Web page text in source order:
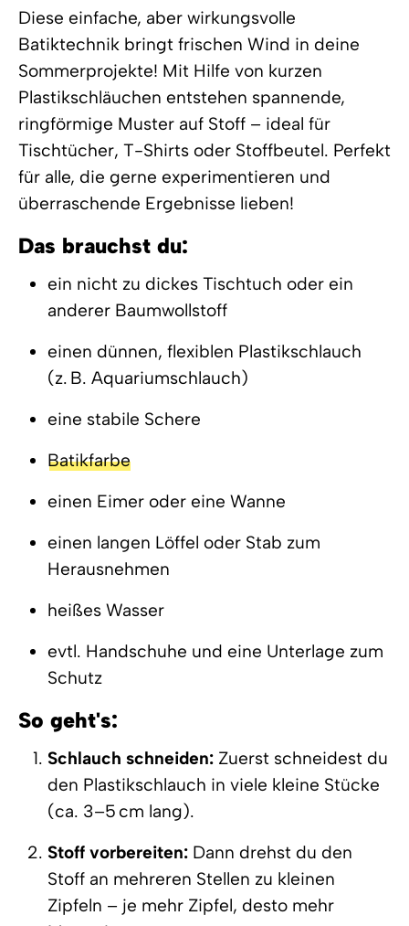
Diese einfache, aber wirkungsvolle
Batiktechnik bringt frischen Wind in deine
Sommerprojekte! Mit Hilfe von kurzen
Plastikschläuchen entstehen spannende,
ringförmige Muster auf Stoff – ideal für
Tischtücher, T-Shirts oder Stoffbeutel. Perfekt
für alle, die gerne experimentieren und
überraschende Ergebnisse lieben!
Das brauchst du:
ein nicht zu dickes Tischtuch oder ein
anderer Baumwollstoff
einen dünnen, flexiblen Plastikschlauch
(z. B. Aquariumschlauch)
eine stabile Schere
Batikfarbe
einen Eimer oder eine Wanne
einen langen Löffel oder Stab zum
Herausnehmen
heißes Wasser
evtl. Handschuhe und eine Unterlage zum
Schutz
So geht's:
Schlauch schneiden: Zuerst schneidest du
den Plastikschlauch in viele kleine Stücke
(ca. 3–5 cm lang).
Stoff vorbereiten: Dann drehst du den
Stoff an mehreren Stellen zu kleinen
Zipfeln – je mehr Zipfel, desto mehr